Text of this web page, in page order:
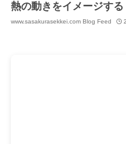
熱の動きをイメージする
www.sasakurasekkei.com Blog Feed